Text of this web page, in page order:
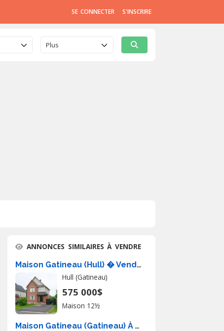
SE CONNECTER S'INSCRIRE
Plus
ANNONCES SIMILAIRES À VENDRE
Maison Gatineau (Hull) � Vendre
Hull (Gatineau)
575 000$
Maison 12½
Maison Gatineau (Gatineau) À Vendre